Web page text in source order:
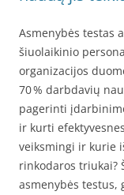
Asmenybės testas
šiuolaikinio
organizacijos
70 % darbdavių
pagerinti
ir kurti
veiksmingi ir kurie
rinkodaros triukai?
asmenybės testus,